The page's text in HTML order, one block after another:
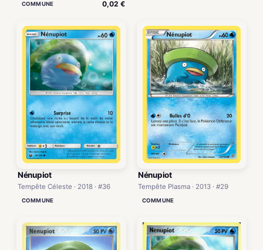
COMMUNE 0,02 €
Nénupiot
Tempête Céleste · 2018 · #36
COMMUNE
Nénupiot
Tempête Plasma · 2013 · #29
COMMUNE